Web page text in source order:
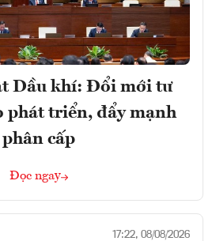
Dầu khí: Đổi mới tư
phát triển, đẩy mạnh
phân cấp
Đọc ngay
17:22, 08/08/2026